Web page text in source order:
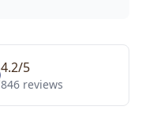
4.2/5
846 reviews